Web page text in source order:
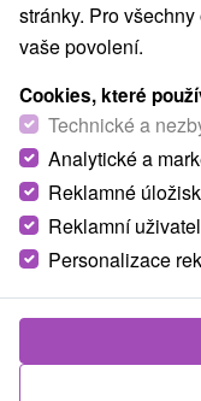
VŠECHNY
stránky. Pro
vaše povolení.
Cookies, které
Technické a
Analytické a
Reklamné
Reklamní
Personalizace